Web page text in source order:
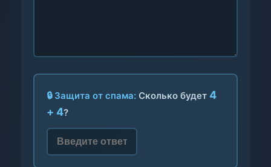
🔒 Защита от спама: Сколько будет 4
+ 4?